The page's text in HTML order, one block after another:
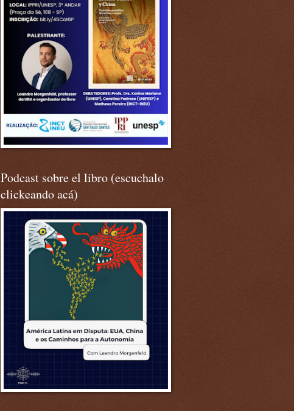
Podcast sobre el libro (escuchalo
clickeando acá)